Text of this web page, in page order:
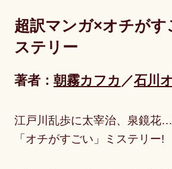
超訳マンガ×オチがす
ステリー
著者： 朝霧カフカ 石川
江戸川乱歩に太宰治、泉鏡花
「オチがすごい」ミステリー!